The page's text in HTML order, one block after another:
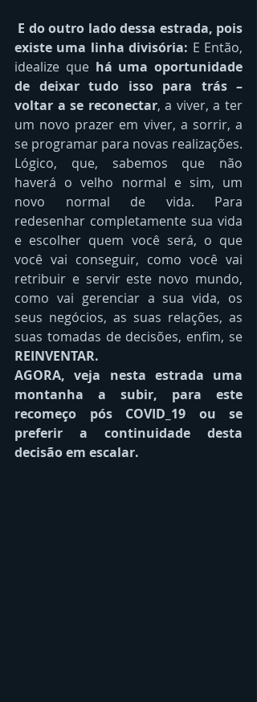
existe uma linha divisória: E Então,
idealize que há uma oportunidade
de deixar tudo isso para trás –
voltar a se reconectar, a viver, a ter
um novo prazer em viver, a sorrir, a
se programar para novas realizações.
Lógico, que, sabemos que não
haverá o velho normal e sim, um
novo normal de vida. Para
redesenhar completamente sua vida
e escolher quem você será, o que
você vai conseguir, como você vai
retribuir e servir este novo mundo,
como vai gerenciar a sua vida, os
seus negócios, as suas relações, as
REINVENTAR.
AGORA, veja nesta estrada uma
montanha a subir, para este
recomeço pós COVID_19 ou se
preferir a continuidade desta
decisão em escalar.